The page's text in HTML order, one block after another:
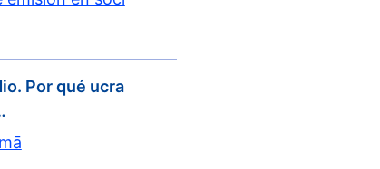
Por qué ucra